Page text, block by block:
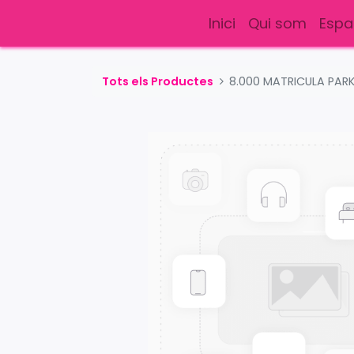
Inici Qui som
Tots els Productes 8.000 MATRICULA